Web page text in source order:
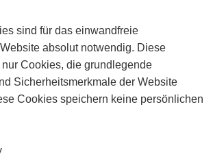
sind für das einwandfreie
absolut notwendig. Diese
Cookies, die grundlegende
Sicherheitsmerkmale der Website
Cookies speichern keine persönlichen